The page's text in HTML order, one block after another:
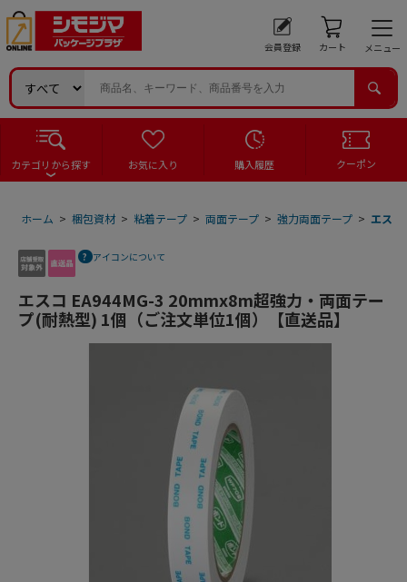
会員登録 カート メニュー
カテゴリから探す お気に入り 購入履歴 クーポン
ホーム > 梱包資材 > 粘着テープ > 両面テープ > 強力両面テープ > エス
アイコンについて
エスコ EA944MG-3 20mmx8m超強力・両面テー
プ(耐熱型) 1個（ご注文単位1個）【直送品】